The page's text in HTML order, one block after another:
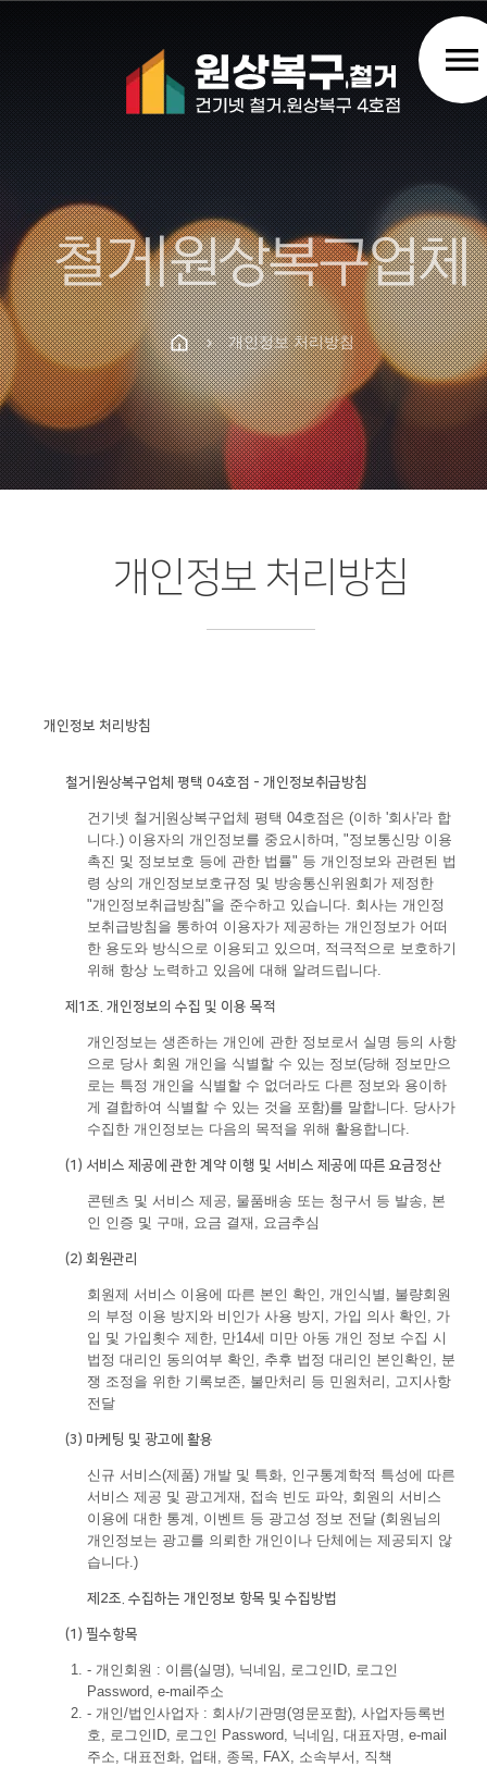
menu
철거|원상복구업체
chevron_right 개인정보 처리방침
개인정보 처리방침
개인정보 처리방침
철거|원상복구업체 평택 04호점 - 개인정보취급방침
건기넷 철거|원상복구업체 평택 04호점은 (이하 '회사'라 합
니다.) 이용자의 개인정보를 중요시하며, "정보통신망 이용
촉진 및 정보보호 등에 관한 법률" 등 개인정보와 관련된 법
령 상의 개인정보보호규정 및 방송통신위원회가 제정한
"개인정보취급방침"을 준수하고 있습니다. 회사는 개인정
보취급방침을 통하여 이용자가 제공하는 개인정보가 어떠
한 용도와 방식으로 이용되고 있으며, 적극적으로 보호하기
위해 항상 노력하고 있음에 대해 알려드립니다.
제1조. 개인정보의 수집 및 이용 목적
개인정보는 생존하는 개인에 관한 정보로서 실명 등의 사항
으로 당사 회원 개인을 식별할 수 있는 정보(당해 정보만으
로는 특정 개인을 식별할 수 없더라도 다른 정보와 용이하
게 결합하여 식별할 수 있는 것을 포함)를 말합니다. 당사가
수집한 개인정보는 다음의 목적을 위해 활용합니다.
(1) 서비스 제공에 관한 계약 이행 및 서비스 제공에 따른 요금정산
콘텐츠 및 서비스 제공, 물품배송 또는 청구서 등 발송, 본
인 인증 및 구매, 요금 결재, 요금추심
(2) 회원관리
회원제 서비스 이용에 따른 본인 확인, 개인식별, 불량회원
의 부정 이용 방지와 비인가 사용 방지, 가입 의사 확인, 가
입 및 가입횟수 제한, 만14세 미만 아동 개인 정보 수집 시
법정 대리인 동의여부 확인, 추후 법정 대리인 본인확인, 분
쟁 조정을 위한 기록보존, 불만처리 등 민원처리, 고지사항
전달
(3) 마케팅 및 광고에 활용
신규 서비스(제품) 개발 및 특화, 인구통계학적 특성에 따른
서비스 제공 및 광고게재, 접속 빈도 파악, 회원의 서비스
이용에 대한 통계, 이벤트 등 광고성 정보 전달 (회원님의
개인정보는 광고를 의뢰한 개인이나 단체에는 제공되지 않
습니다.)
제2조. 수집하는 개인정보 항목 및 수집방법
(1) 필수항목
- 개인회원 : 이름(실명), 닉네임, 로그인ID, 로그인
Password, e-mail주소
- 개인/법인사업자 : 회사/기관명(영문포함), 사업자등록번
호, 로그인ID, 로그인 Password, 닉네임, 대표자명, e-mail
주소, 대표전화, 업태, 종목, FAX, 소속부서, 직책